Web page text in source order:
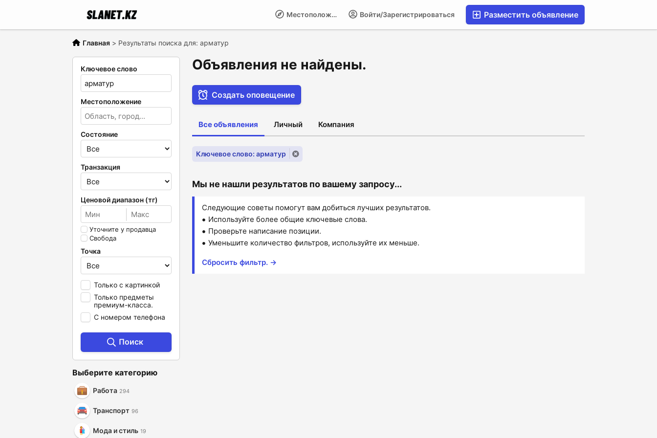
Разместить объявление
Войти/Зарегистрироваться
Местоположение
Главная > Результаты поиска для: арматур
Ключевое слово
Местоположение
Состояние
Транзакция
Ценовой диапазон (тг)
Уточните у продавца
Свобода
Точка
Только с картинкой
Только предметы
премиум-класса.
С номером телефона
Поиск
Выберите категорию
Работа 294
Транспорт 96
Мода и стиль 19
Объявления не найдены.
Создать оповещение
Все объявления Личный Компания
Ключевое слово: арматур
Мы не нашли результатов по вашему запросу...
Следующие советы помогут вам добиться лучших результатов.
Используйте более общие ключевые слова.
Проверьте написание позиции.
Уменьшите количество фильтров, используйте их меньше.
Сбросить фильтр. →